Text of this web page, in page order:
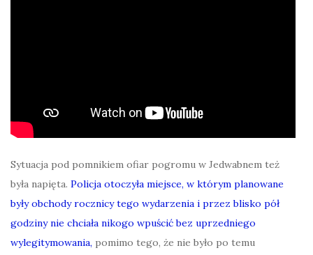
Sytuacja pod pomnikiem ofiar pogromu w Jedwabnem też
była napięta. Policja otoczyła miejsce, w którym planowane
były obchody rocznicy tego wydarzenia i przez blisko pół
godziny nie chciała nikogo wpuścić bez uprzedniego
wylegitymowania, pomimo tego, że nie było po temu